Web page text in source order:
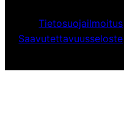
Tietosuojailmoitus
Saavutettavuusseloste